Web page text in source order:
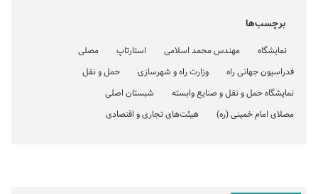
برچسب‌ها
نمایشگاه مهندس محمد اسلامی استارتاپ
مصلی
فدراسیون جهانی راه
وزارت راه و شهرسازی
حمل و نقل
نمایشگاه حمل و نقل و صنایع وابسته
شبستان اصلی
مصلای امام خمینی (ره)
هیئت‌های تجاری و اقتصادی